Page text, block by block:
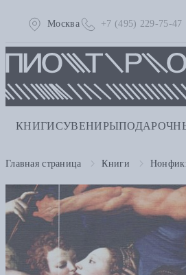
Москва +7 (495) 229-75-47
КНИГИСУВЕНИРЫ
Главная страница Книги